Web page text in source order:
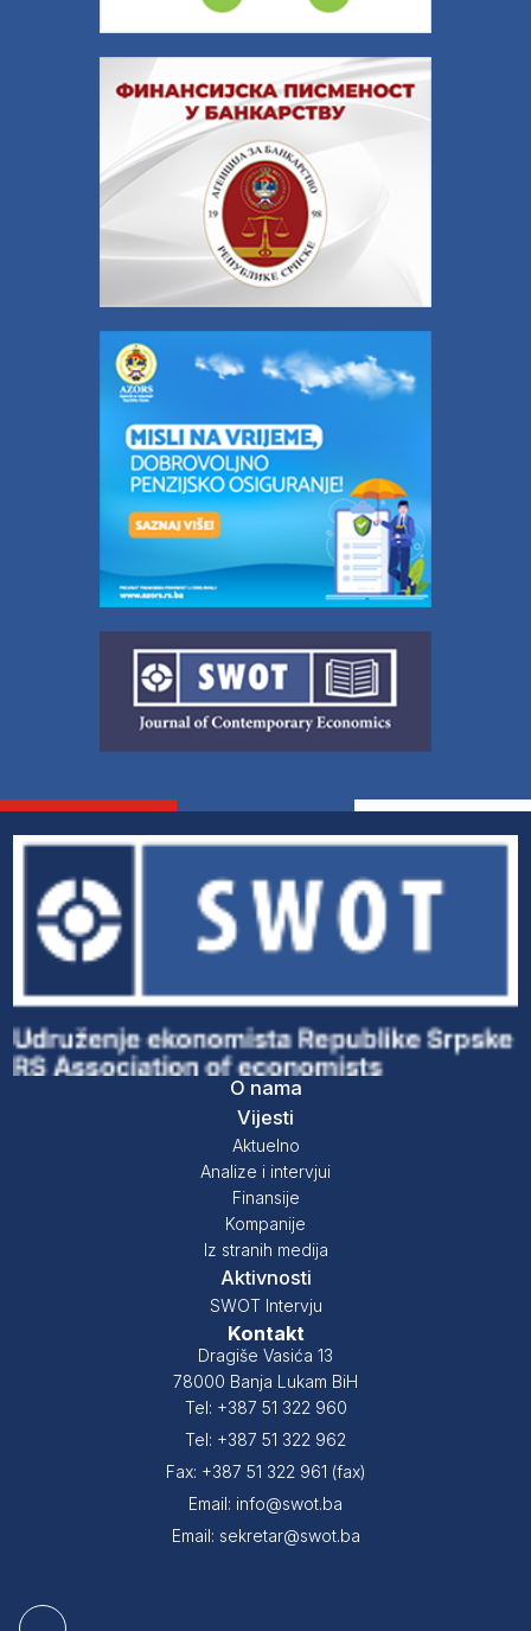
O nama
Vijesti
Aktuelno
Analize i intervjui
Finansije
Kompanije
Iz stranih medija
Aktivnosti
SWOT Intervju
Kontakt
Dragiše Vasića 13
78000 Banja Lukam BiH
Tel: +387 51 322 960
Tel: +387 51 322 962
Fax: +387 51 322 961 (fax)
Email: info@swot.ba
Email: sekretar@swot.ba